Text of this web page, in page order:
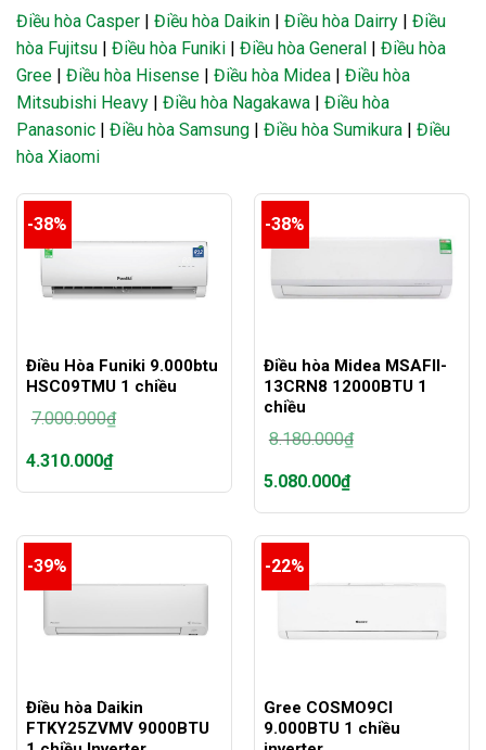
Điều hòa Casper Điều hòa Daikin Điều hòa Dairry
Điều
hòa Fujitsu
Điều hòa Funiki Điều hòa General
Điều hòa
Gree
Điều hòa Hisense Điều hòa Midea
Điều hòa
Mitsubishi Heavy
Điều hòa Nagakawa
Điều hòa
Panasonic
Điều hòa Samsung Điều hòa Sumikura
Điều
hòa Xiaomi
-38%
Điều Hòa Funiki 9.000btu
HSC09TMU 1 chiều
7.000.000₫
gốc
là:
4.310.000₫
Giá
tại
là:
4.310.000₫.
-38%
Điều hòa Midea MSAFII-
13CRN8 12000BTU 1
chiều
8.180.000₫
gốc
là:
5.080.000₫
Giá
hiện
là:
5.080.000₫.
-39%
Điều hòa Daikin
FTKY25ZVMV 9000BTU
-22%
Gree COSMO9CI
9.000BTU 1 chiều